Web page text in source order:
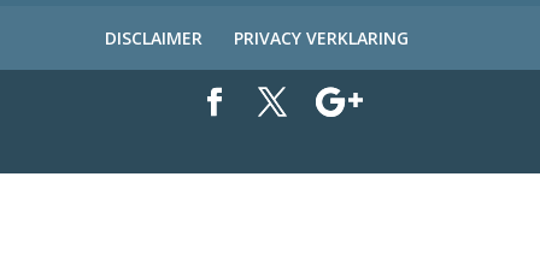
DISCLAIMER PRIVACY VERKLARING